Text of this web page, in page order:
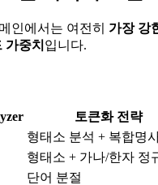
인에서는 여전히 가장 강
가중치 입니다.
토큰화 전략
형태소 분석 + 복합명
형태소 + 가나/한자 정
단어 분절